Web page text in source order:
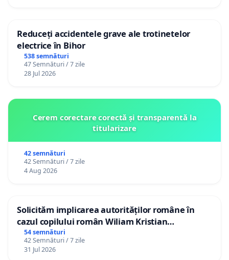
Reduceți accidentele grave ale trotinetelor
electrice în Bihor
538 semnături
47 Semnături / 7 zile
28 Jul 2026
Cerem corectare corectă și transparentă la
titularizare
42 semnături
42 Semnături / 7 zile
4 Aug 2026
Solicităm implicarea autorităților române în
cazul copilului român Wiliam Kristian
Gheorghe, aflat în plasament în Danemarca de
12 ani
54 semnături
42 Semnături / 7 zile
31 Jul 2026